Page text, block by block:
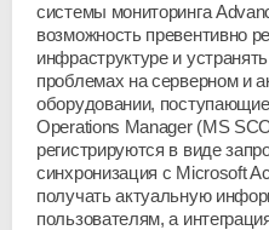
системы мониторинга
возможность превентивно
инфраструктуре и
проблемах на серверном и
оборудовании,
Operations Manager (MS
регистрируются в виде
синхронизация с Microsoft
получать актуальную
пользователям, а